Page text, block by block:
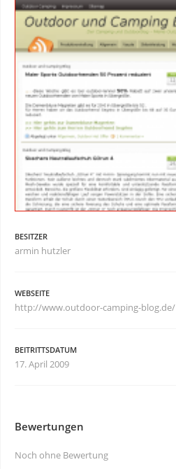
BESITZER
armin hutzler
WEBSEITE
http://www.outdoor-camping-blog.de/
BEITRITTSDATUM
17. April 2009
Bewertungen
Noch ohne Bewertung